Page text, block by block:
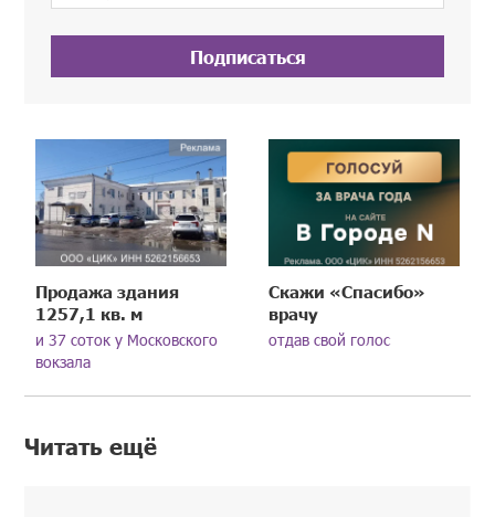
Подписаться
Продажа здания
1257,1 кв. м
и 37 соток у Московского
вокзала
Скажи «Спасибо»
врачу
отдав свой голос
Читать ещё